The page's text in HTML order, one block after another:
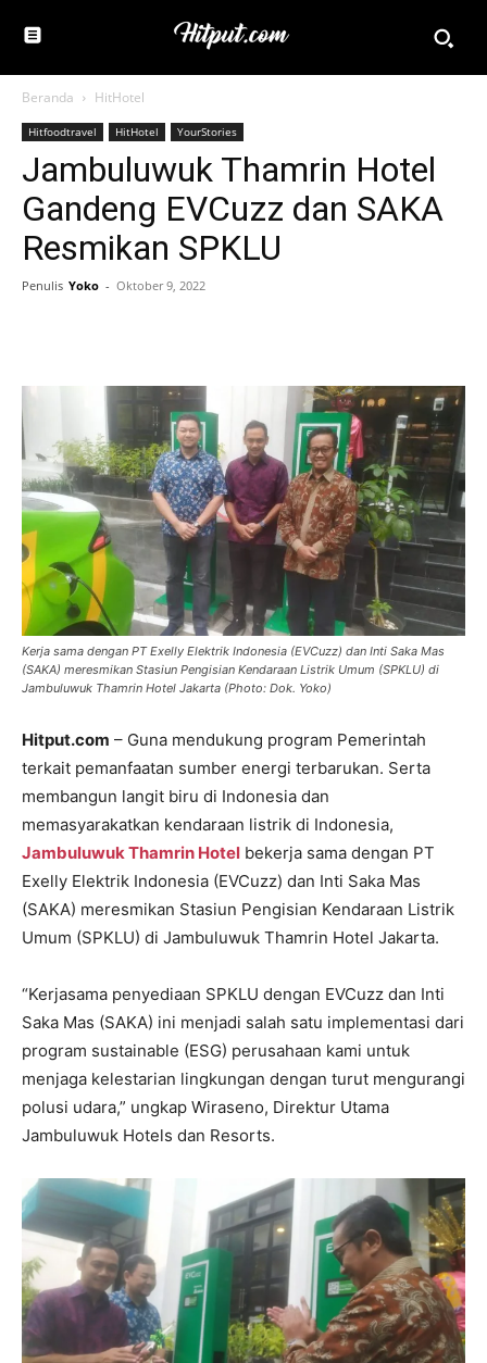
Beranda HitHotel
Hitfoodtravel HitHotel YourStories
Jambuluwuk Thamrin Hotel
Gandeng EVCuzz dan SAKA
Resmikan SPKLU
Penulis Yoko - Oktober 9, 2022
Kerja sama dengan PT Exelly Elektrik Indonesia (EVCuzz) dan Inti Saka Mas
(SAKA) meresmikan Stasiun Pengisian Kendaraan Listrik Umum (SPKLU) di
Jambuluwuk Thamrin Hotel Jakarta (Photo: Dok. Yoko)
Hitput.com – Guna mendukung program Pemerintah
terkait pemanfaatan sumber energi terbarukan. Serta
membangun langit biru di Indonesia dan
memasyarakatkan kendaraan listrik di Indonesia,
Jambuluwuk Thamrin Hotel bekerja sama dengan PT
Exelly Elektrik Indonesia (EVCuzz) dan Inti Saka Mas
(SAKA) meresmikan Stasiun Pengisian Kendaraan Listrik
Umum (SPKLU) di Jambuluwuk Thamrin Hotel Jakarta.
“Kerjasama penyediaan SPKLU dengan EVCuzz dan Inti
Saka Mas (SAKA) ini menjadi salah satu implementasi dari
program sustainable (ESG) perusahaan kami untuk
menjaga kelestarian lingkungan dengan turut mengurangi
polusi udara,” ungkap Wiraseno, Direktur Utama
Jambuluwuk Hotels dan Resorts.